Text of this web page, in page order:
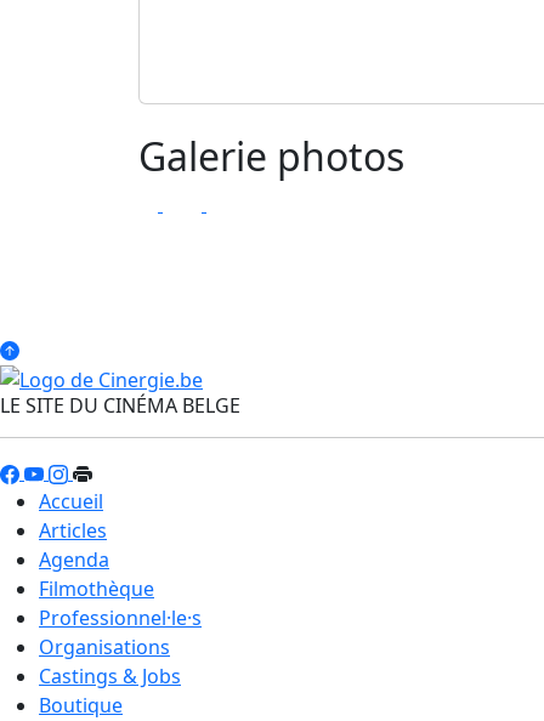
Galerie photos
LE SITE DU CINÉMA BELGE
Accueil
Articles
Agenda
Filmothèque
Professionnel·le·s
Organisations
Castings & Jobs
Boutique